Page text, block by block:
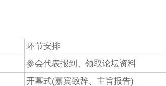
环节安排
参会代表报到、领取论坛资料
开幕式(嘉宾致辞、主旨报告)